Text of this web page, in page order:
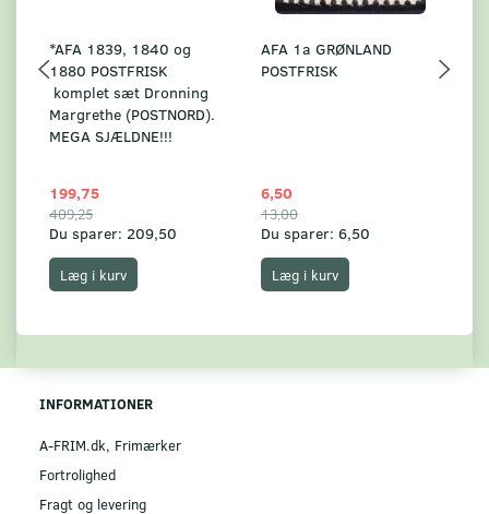
*AFA 1839, 1840 og
1880 POSTFRISK
komplet sæt Dronning
Margrethe (POSTNORD).
MEGA SJÆLDNE!!!
199,75
409,25
Du sparer: 209,50
Læg i kurv
AFA 1a GRØNLAND
POSTFRISK
6,50
13,00
Du sparer: 6,50
Læg i kurv
INFORMATIONER
A-FRIM.dk, Frimærker
Fortrolighed
Fragt og levering